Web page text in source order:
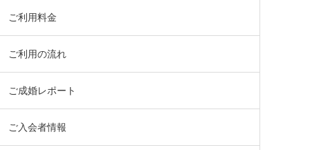
ご利用料金
ご利用の流れ
ご成婚レポート
ご入会者情報